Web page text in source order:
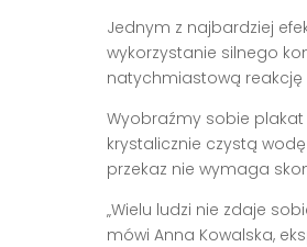
Jednym z najbardziej
wykorzystanie silnego
natychmiastową
Wyobraźmy sobie plakat
krystalicznie czystą
przekaz nie wymaga
„Wielu ludzi nie zdaje
mówi Anna Kowalska,